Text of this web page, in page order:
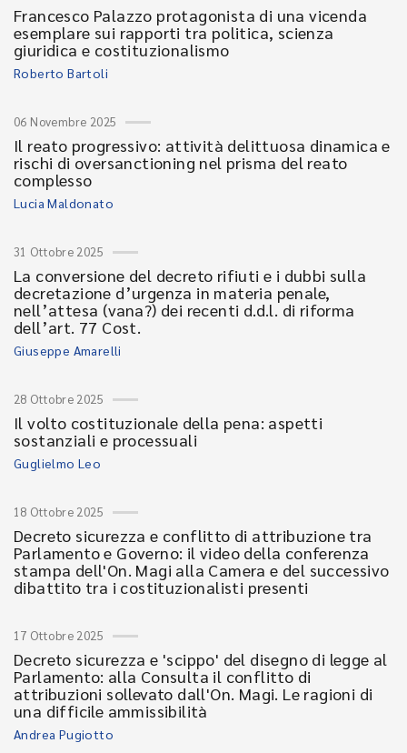
Francesco Palazzo protagonista di una vicenda
esemplare sui rapporti tra politica, scienza
giuridica e costituzionalismo
Roberto Bartoli
06 Novembre 2025
Il reato progressivo: attività delittuosa dinamica e
rischi di oversanctioning nel prisma del reato
complesso
Lucia Maldonato
31 Ottobre 2025
La conversione del decreto rifiuti e i dubbi sulla
decretazione d’urgenza in materia penale,
nell’attesa (vana?) dei recenti d.d.l. di riforma
dell’art. 77 Cost.
Giuseppe Amarelli
28 Ottobre 2025
Il volto costituzionale della pena: aspetti
sostanziali e processuali
Guglielmo Leo
18 Ottobre 2025
Decreto sicurezza e conflitto di attribuzione tra
Parlamento e Governo: il video della conferenza
stampa dell'On. Magi alla Camera e del successivo
dibattito tra i costituzionalisti presenti
17 Ottobre 2025
Decreto sicurezza e 'scippo' del disegno di legge al
Parlamento: alla Consulta il conflitto di
attribuzioni sollevato dall'On. Magi. Le ragioni di
una difficile ammissibilità
Andrea Pugiotto